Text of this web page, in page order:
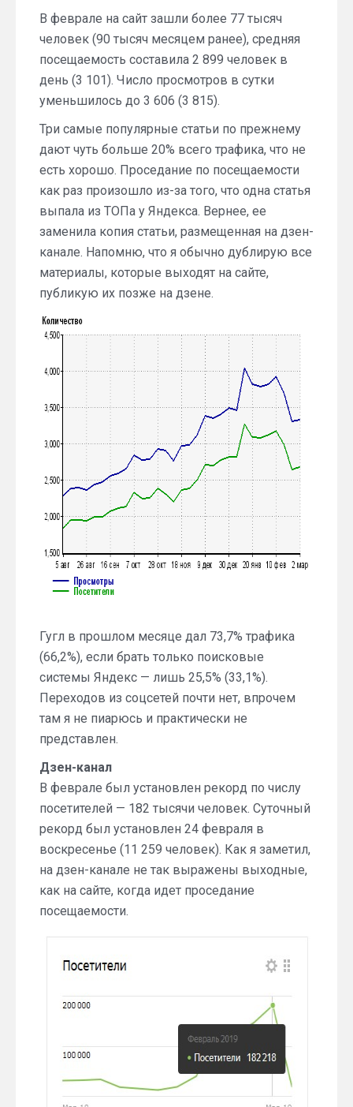
В феврале на сайт зашли более 77 тысяч
человек (90 тысяч месяцем ранее), средняя
посещаемость составила 2 899 человек в
день (3 101). Число просмотров в сутки
уменьшилось до 3 606 (3 815).
Три самые популярные статьи по прежнему
дают чуть больше 20% всего трафика, что не
есть хорошо. Проседание по посещаемости
как раз произошло из-за того, что одна статья
выпала из ТОПа у Яндекса. Вернее, ее
заменила копия статьи, размещенная на дзен-
канале. Напомню, что я обычно дублирую все
материалы, которые выходят на сайте,
публикую их позже на дзене.
Гугл в прошлом месяце дал 73,7% трафика
(66,2%), если брать только поисковые
системы Яндекс — лишь 25,5% (33,1%).
Переходов из соцсетей почти нет, впрочем
там я не пиарюсь и практически не
представлен.
Дзен-канал
В феврале был установлен рекорд по числу
посетителей — 182 тысячи человек. Суточный
рекорд был установлен 24 февраля в
воскресенье (11 259 человек). Как я заметил,
на дзен-канале не так выражены выходные,
как на сайте, когда идет проседание
посещаемости.